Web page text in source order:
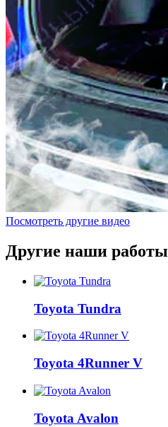
Посмотреть другие видео
Другие наши работы
Toyota Tundra
Toyota 4Runner V
Toyota Avalon